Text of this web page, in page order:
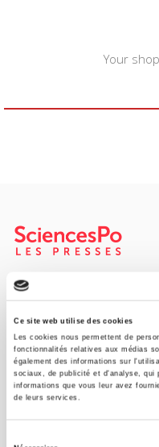
Ce site web utilise des cookies
Les cookies nous permettent de
fonctionnalités relatives aux médias
également des informations sur
sociaux, de publicité et d'analyse, qui
informations que vous leur avez
de leurs services.
Your
SCIENCES PO
original research, to edit
help public and political
CONTACTS
FOREIGN RIGHTS
FOR BOOKSHOPS